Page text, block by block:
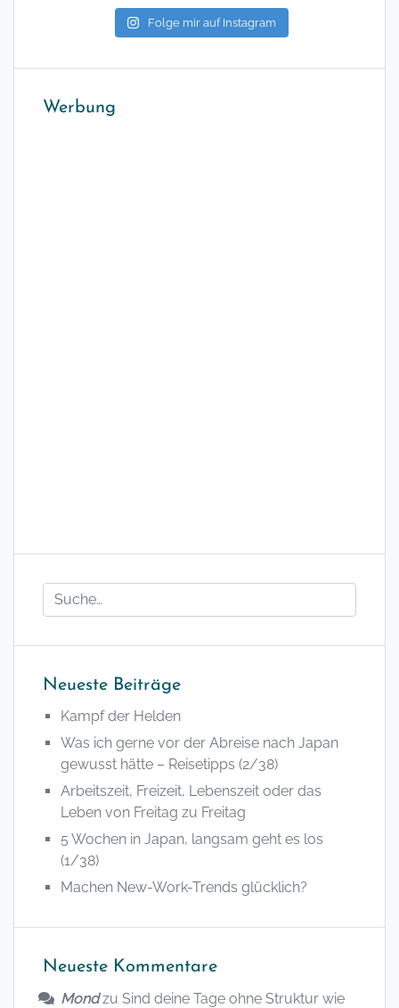
Folge mir auf Instagram
Werbung
Neueste Beiträge
Kampf der Helden
Was ich gerne vor der Abreise nach Japan
gewusst hätte – Reisetipps (2/38)
Arbeitszeit, Freizeit, Lebenszeit oder das
Leben von Freitag zu Freitag
5 Wochen in Japan, langsam geht es los
(1/38)
Machen New-Work-Trends glücklich?
Neueste Kommentare
Mondzu Sind deine Tage ohne Struktur wie